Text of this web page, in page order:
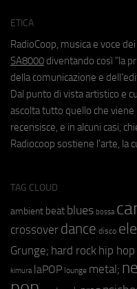
ETICA
RadioCoop, musica e voce
SA8000 diventando così "la
della comunicazione e
Dal punto di vista artistico e
ascolta tutto quello che
recensisce, e in alcuni casi,
Radiocoop sostiene l'arte, la
TAG CLOUD
ambient beat blues bossa
crossover dance disco
Grunge; hard rock hip hop
kimura laPOP lounge metal;